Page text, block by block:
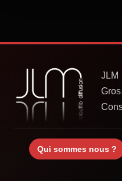
Qui sommes nous ?